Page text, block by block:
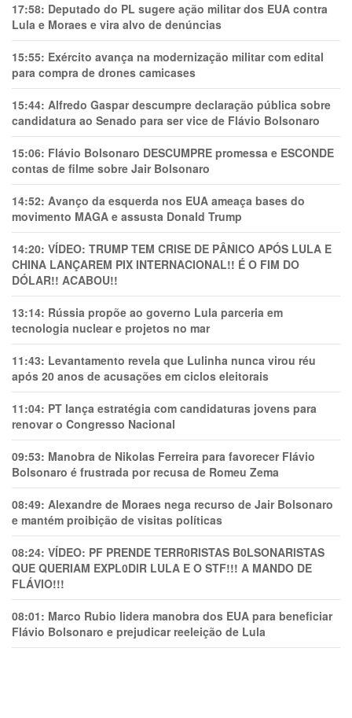
17:58: Deputado do PL sugere ação militar dos EUA contra
Lula e Moraes e vira alvo de denúncias
15:55: Exército avança na modernização militar com edital
para compra de drones camicases
15:44: Alfredo Gaspar descumpre declaração pública sobre
candidatura ao Senado para ser vice de Flávio Bolsonaro
15:06: Flávio Bolsonaro DESCUMPRE promessa e ESCONDE
contas de filme sobre Jair Bolsonaro
14:52: Avanço da esquerda nos EUA ameaça bases do
movimento MAGA e assusta Donald Trump
14:20: VÍDEO: TRUMP TEM CRlSE DE PÂNlCO APÓS LULA E
CHINA LANÇAREM PIX INTERNACIONAL!! É O FIM DO
DÓLAR!! ACABOU!!
13:14: Rússia propõe ao governo Lula parceria em
tecnologia nuclear e projetos no mar
11:43: Levantamento revela que Lulinha nunca virou réu
após 20 anos de acusações em ciclos eleitorais
11:04: PT lança estratégia com candidaturas jovens para
renovar o Congresso Nacional
09:53: Manobra de Nikolas Ferreira para favorecer Flávio
Bolsonaro é frustrada por recusa de Romeu Zema
08:49: Alexandre de Moraes nega recurso de Jair Bolsonaro
e mantém proibição de visitas políticas
08:24: VÍDEO: PF PRENDE TERR0RlSTAS B0LSONARlSTAS
QUE QUERIAM EXPL0DlR LULA E O STF!!! A MANDO DE
FLÁVIO!!!
08:01: Marco Rubio lidera manobra dos EUA para beneficiar
Flávio Bolsonaro e prejudicar reeleição de Lula